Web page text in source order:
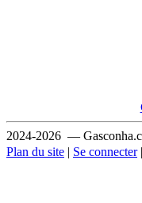
2024-2026 —
Plan du site | Se connecter|